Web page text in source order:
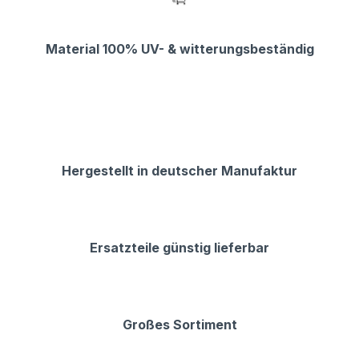
Material 100% UV- & witterungsbeständig
Hergestellt in deutscher Manufaktur
Ersatzteile günstig lieferbar
Großes Sortiment